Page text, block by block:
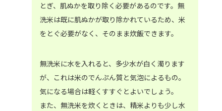
とぎ、肌ぬかを取り除く必要があるのです。無
洗米は既に肌ぬかが取り除かれているため、米
をとぐ必要がなく、そのまま炊飯できます。
無洗米に水を入れると、多少水が白く濁ります
が、これは米のでんぷん質と気泡によるもの。
気になる場合は軽くすすぐとよいでしょう。
また、無洗米を炊くときは、精米よりも少し水